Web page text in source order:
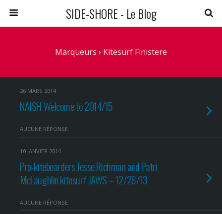
SIDE-SHORE - Le Blog
Marqueurs › Kitesurf Finistere
26 MARS 2014
NAISH Welcome to 2014/15
AUCUNE RÉPONSE
10 JANVIER 2014
Pro-kiteboarders Jesse Richman and Patri
McLaughlin kitesurf JAWS – 12/26/13
AUCUNE RÉPONSE